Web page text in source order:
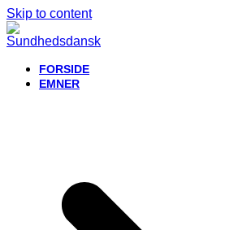
Skip to content
FORSIDE
EMNER